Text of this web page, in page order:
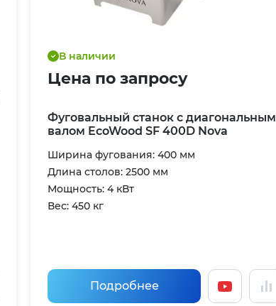
В наличии
Цена по запросу
Фуговальный станок с диагональным
валом EcoWood SF 400D Nova
Ширина фугования: 400 мм
Длина столов: 2500 мм
Мощность: 4 кВт
Вес: 450 кг
Подробнее